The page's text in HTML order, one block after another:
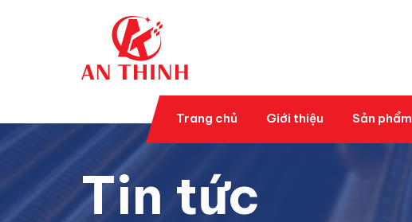
Trang chủ Giới thiệu Sản phẩm
Tin tức